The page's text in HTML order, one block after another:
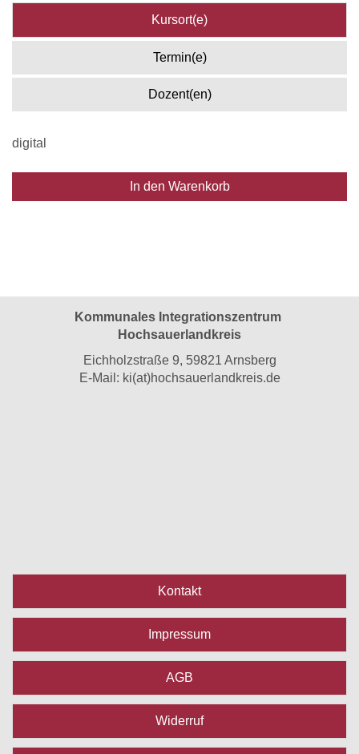
Kursort(e)
Termin(e)
Dozent(en)
digital
In den Warenkorb
Kommunales Integrationszentrum
Hochsauerlandkreis
Eichholzstraße 9, 59821 Arnsberg
E-Mail: ki(at)hochsauerlandkreis.de
Kontakt
Impressum
AGB
Widerruf